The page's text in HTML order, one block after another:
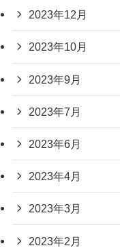
2023年12月
2023年10月
2023年9月
2023年7月
2023年6月
2023年4月
2023年3月
2023年2月